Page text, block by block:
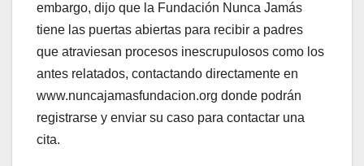
embargo, dijo que la Fundación Nunca Jamás
tiene las puertas abiertas para recibir a padres
que atraviesan procesos inescrupulosos como los
antes relatados, contactando directamente en
www.nuncajamasfundacion.org donde podrán
registrarse y enviar su caso para contactar una
cita.